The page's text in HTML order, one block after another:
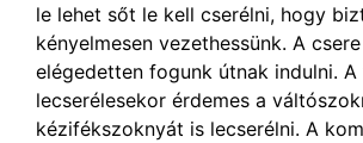
le lehet sőt le kell cserélni, hogy
kényelmesen vezethessünk. A
elégedetten fogunk útnak indulni.
lecserélesekor érdemes a
kézifékszoknyát is lecserélni. A